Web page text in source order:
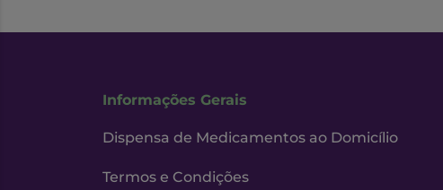
Informações Gerais
Dispensa de Medicamentos ao Domicílio
Termos e Condições